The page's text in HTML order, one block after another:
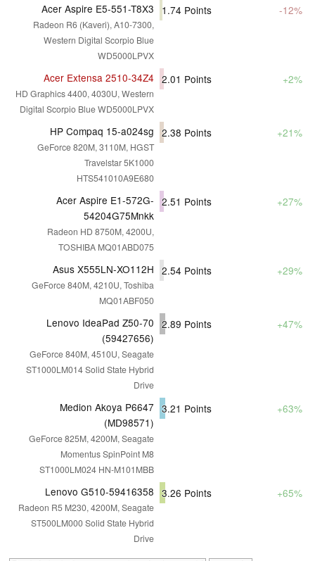
Acer Aspire E5-551-T8X3
Radeon R6 (Kaveri), A10-7300,
Western Digital Scorpio Blue
WD5000LPVX
1.74 Points -12%
Acer Extensa 2510-34Z4
HD Graphics 4400, 4030U, Western
Digital Scorpio Blue WD5000LPVX
2.01 Points +2%
HP Compaq 15-a024sg
GeForce 820M, 3110M, HGST
Travelstar 5K1000
HTS541010A9E680
2.38 Points +21%
Acer Aspire E1-572G-
54204G75Mnkk
Radeon HD 8750M, 4200U,
TOSHIBA MQ01ABD075
2.51 Points +27%
Asus X555LN-XO112H
GeForce 840M, 4210U, Toshiba
MQ01ABF050
2.54 Points +29%
Lenovo IdeaPad Z50-70
(59427656)
GeForce 840M, 4510U, Seagate
ST1000LM014 Solid State Hybrid
Drive
2.89 Points +47%
Medion Akoya P6647
(MD98571)
GeForce 825M, 4200M, Seagate
Momentus SpinPoint M8
ST1000LM024 HN-M101MBB
3.21 Points +63%
Lenovo G510-59416358
Radeon R5 M230, 4200M, Seagate
ST500LM000 Solid State Hybrid
Drive
3.26 Points +65%